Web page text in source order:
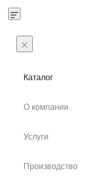
Каталог
О компании
Услуги
Производство